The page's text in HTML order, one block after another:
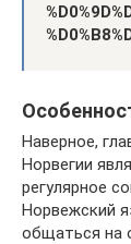
Наверное,
Норвегии
регулярное
Норвежский
общаться на